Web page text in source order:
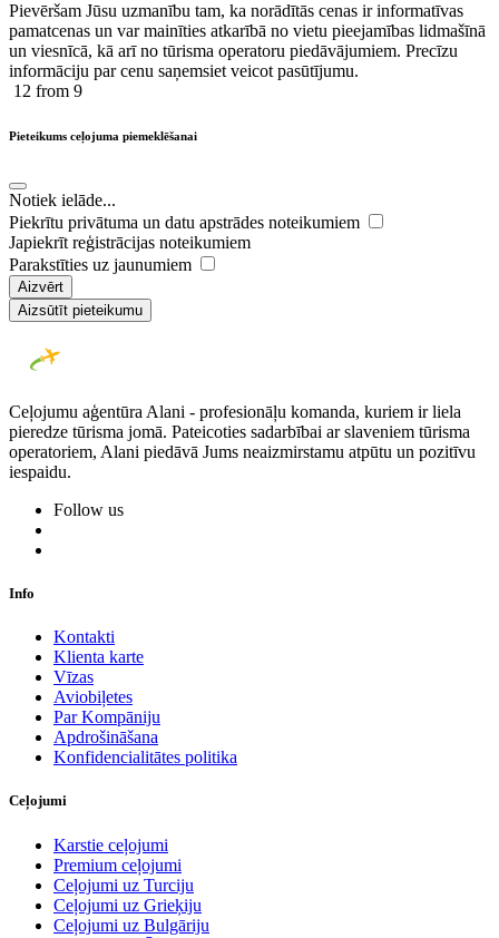
Pievēršam Jūsu uzmanību tam, ka norādītās cenas ir ​informatīvas ​
pamatcenas un var mainīties atkarībā ​no ​vietu pieejamības lidmašīnā
un viesnīcā, kā arī no tūrisma operatoru piedāvājumiem. Precīzu
informāciju par cenu saņemsiet veicot pasūtījumu.
12 from 9
Pieteikums ceļojuma piemeklēšanai
Notiek ielāde...
Piekrītu privātuma un datu apstrādes noteikumiem
Japiekrīt reģistrācijas noteikumiem
Parakstīties uz jaunumiem
Aizvērt
Aizsūtīt pieteikumu
Ceļojumu aģentūra Alani - profesionāļu komanda, kuriem ir liela
pieredze tūrisma jomā. Pateicoties sadarbībai ar slaveniem tūrisma
operatoriem, Alani piedāvā Jums neaizmirstamu atpūtu un pozitīvu
iespaidu.
Follow us
Info
Kontakti
Klienta karte
Vīzas
Aviobiļetes
Par Kompāniju
Apdrošināšana
Konfidencialitātes politika
Ceļojumi
Karstie ceļojumi
Premium ceļojumi
Ceļojumi uz Turciju
Ceļojumi uz Grieķiju
Ceļojumi uz Bulgāriju